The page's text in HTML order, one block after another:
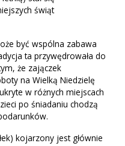
świąt
być wspólna zabawa
ta przywędrowała do
że zajączek
na Wielką Niedzielę
w różnych miejscach
po śniadaniu chodzą
kojarzony jest głównie